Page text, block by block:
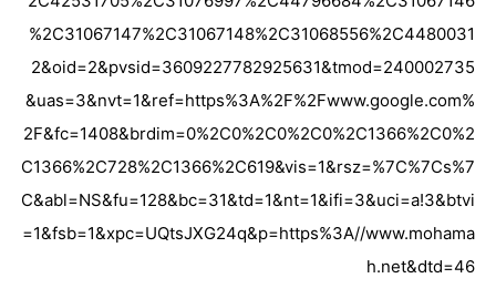
%2C31067147%2C31067148%2C31068556%2C4480031
2&oid=2&pvsid=3609227782925631&tmod=240002735
&uas=3&nvt=1&ref=https%3A%2F%2Fwww.google.com%
2F&fc=1408&brdim=0%2C0%2C0%2C0%2C1366%2C0%2
C1366%2C728%2C1366%2C619&vis=1&rsz=%7C%7Cs%7
C&abl=NS&fu=128&bc=31&td=1&nt=1&ifi=3&uci=a!3&btvi
=1&fsb=1&xpc=UQtsJXG24q&p=https%3A//www.mohama
h.net&dtd=46